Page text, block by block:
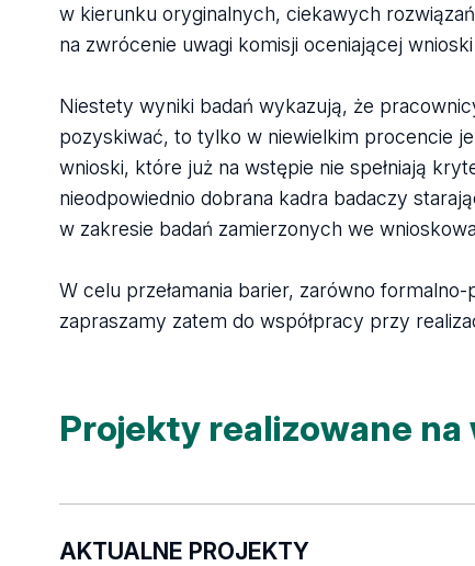
w kierunku oryginalnych, ciekawych
na zwrócenie uwagi komisji oceniającej
Niestety wyniki badań wykazują, że
pozyskiwać, to tylko w niewielkim procencie
wnioski, które już na wstępie nie spełniają
nieodpowiednio dobrana kadra badaczy
w zakresie badań zamierzonych we
W celu przełamania barier, zarówno
zapraszamy zatem do współpracy przy
Projekty realizowane na
AKTUALNE PROJEKTY